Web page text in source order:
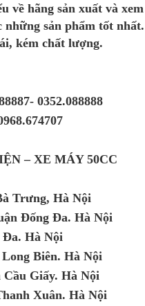
về hãng sản xuất và xem
những sản phẩm tốt nhất.
kém chất lượng.
0352.088888
– XE MÁY 50CC
Trưng, Hà Nội
Đống Đa. Hà Nội
Hà Nội
Biên. Hà Nội
Giấy. Hà Nội
Xuân. Hà Nội